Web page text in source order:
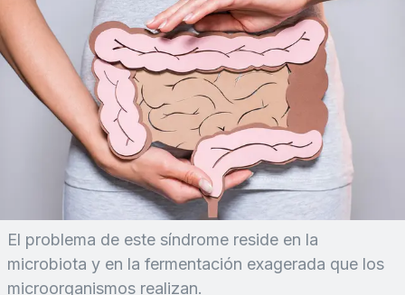
El problema de este síndrome reside en la
microbiota y en la fermentación exagerada que los
microorganismos realizan.